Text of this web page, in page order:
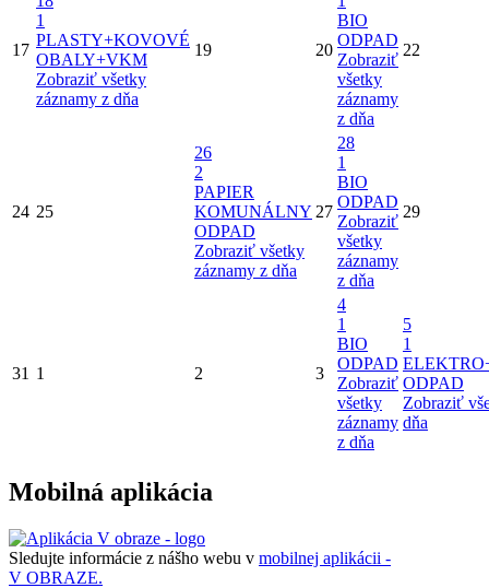
17
1
PLASTY+KOVOVÉ
OBALY+VKM
Zobraziť všetky
záznamy z dňa
19 20
BIO
ODPAD
Zobraziť
všetky
záznamy
z dňa
22
24 25
26
2
PAPIER
KOMUNÁLNY
ODPAD
Zobraziť všetky
záznamy z dňa
27
28
1
BIO
ODPAD
Zobraziť
všetky
záznamy
z dňa
29
31 1 2 3
4
1
BIO
ODPAD
Zobraziť
všetky
záznamy
z dňa
5
1
ODPAD
Zobraziť
dňa
Mobilná aplikácia
Sledujte informácie z nášho webu v mobilnej aplikácii -
V OBRAZE.